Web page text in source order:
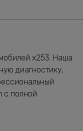
x253. Наша
диагностику,
с полной